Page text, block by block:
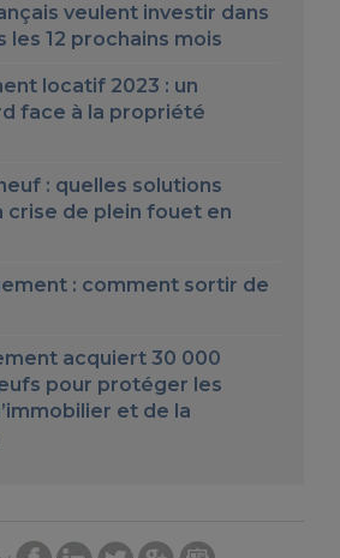
veulent investir dans
les 12 prochains mois
locatif 2023 : un
face à la propriété
: quelles solutions
crise de plein fouet en
: comment sortir de
acquiert 30 000
pour protéger les
et de la